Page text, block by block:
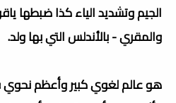
الجيم وتشديد الياء كذا ضبطها
والمقري - بالأندلس التي بها ولد.
هو عالم لغوي كبير وأعظم نحوي